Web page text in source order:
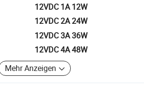
12VDC 1A 12W
12VDC 2A 24W
12VDC 3A 36W
12VDC 4A 48W
Mehr Anzeigen